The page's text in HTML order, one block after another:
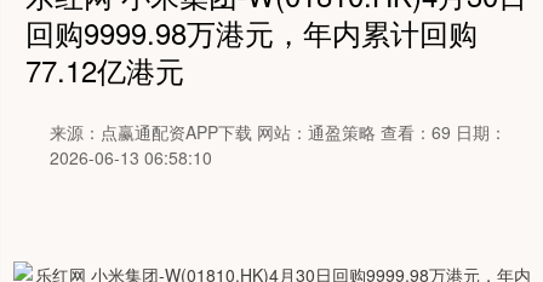
回购9999.98万港元，年内累计回购
77.12亿港元
来源：点赢通配资APP下载 网站：通盈策略 查看：69 日期：
2026-06-13 06:58:10